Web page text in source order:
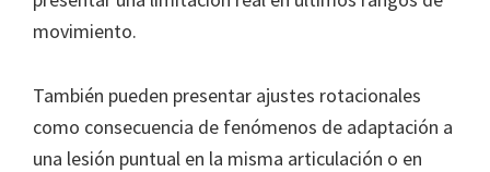
movimiento.
También pueden presentar ajustes rotacionales
como consecuencia de fenómenos de adaptación a
una lesión puntual en la misma articulación o en